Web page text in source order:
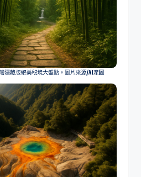
隱藏版絕美秘境大盤點。圖片來源/AI產圖